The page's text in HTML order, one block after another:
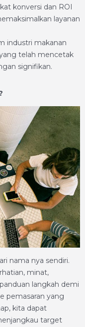
konversi dan ROI
layanan
industri makanan
telah mencetak
signifikan.
nama nya sendiri.
minat,
langkah demi
pemasaran yang
kita dapat
target